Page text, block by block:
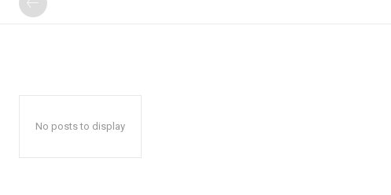
No posts to display